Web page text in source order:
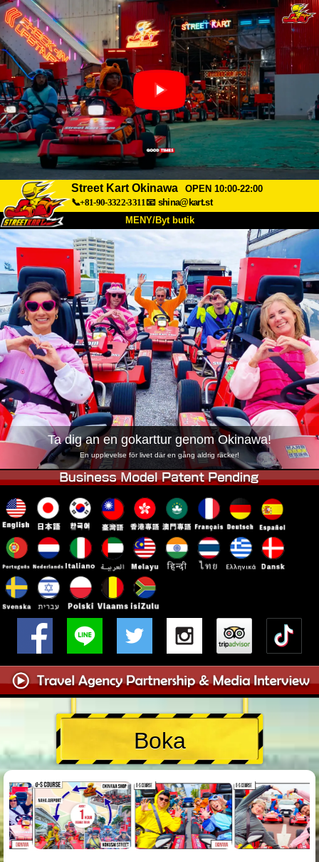
Street Kart Okinawa
OPEN 10:00-22:00
📞+81-90-3322-3311📧 shina@kart.st
MENY/Byt butik
Om oss Specifikationer Pris
Hitta hit Röster FAQ
Företag Boka
Byt butik
Tokyo Shinagawa Tokyo Akihabara#1
Tokyo Akihabara#2 Tokyo Shibuya
Tokyo Shibuya Annex Tokyo Bay
Tokyo Asakusa Osaka
Okinawa
Ta dig an en gokarttur genom Okinawa!
En upplevelse för livet där en gång aldrig räcker!
Boka